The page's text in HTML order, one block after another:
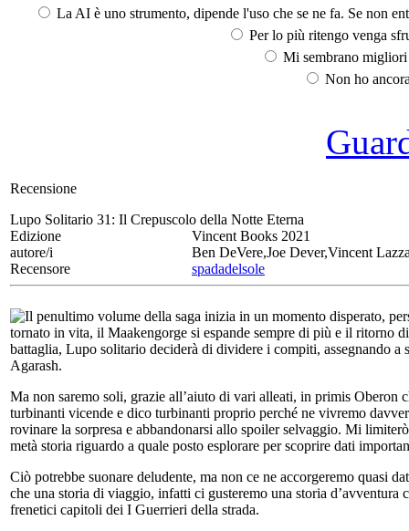
La AI è uno strumento, dipende l'uso che se ne fa. Se non
Per lo più ritengo venga
Mi sembrano
Non ho
Recensione
Lupo Solitario 31: Il Crepuscolo della Notte Eterna
Edizione
Vincent Books 2021
autore/i
Ben DeVere,Joe Dever,Vincent
Recensore
spadadelsole
Il penultimo volume della saga inizia in un momento disperato,
tornato in vita, il Maakengorge si espande sempre di più e il ritorno
battaglia, Lupo solitario deciderà di dividere i compiti, assegnando
Agarash.
Ma non saremo soli, grazie all’aiuto di vari alleati, in primis Oberon
turbinanti vicende e dico turbinanti proprio perché ne vivremo
rovinare la sorpresa e abbandonarsi allo spoiler selvaggio. Mi
metà storia riguardo a quale posto esplorare per scoprire dati
Ciò potrebbe suonare deludente, ma non ce ne accorgeremo quasi
che una storia di viaggio, infatti ci gusteremo una storia
frenetici capitoli dei I Guerrieri della strada.